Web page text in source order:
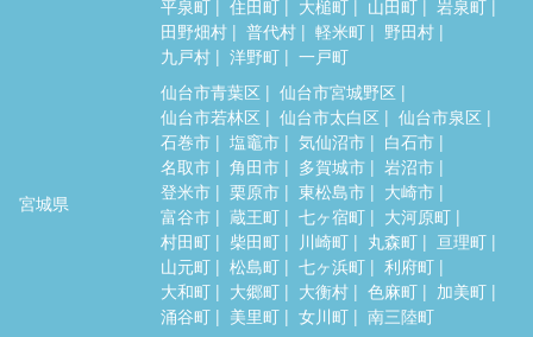
平泉町
住田町 大槌町 山田町
岩泉町
田野畑村
普代村 軽米町
野田村
九戸村
洋野町 一戸町
宮城県
仙台市青葉区
仙台市宮城野区
仙台市若林区
仙台市太白区
仙台市泉区
石巻市
塩竈市 気仙沼市
白石市
名取市
角田市 多賀城市
岩沼市
登米市
栗原市 東松島市
大崎市
富谷市
蔵王町 七ヶ宿町
大河原町
村田町
柴田町 川崎町 丸森町
亘理町
山元町
松島町 七ヶ浜町
利府町
大和町
大郷町 大衡村 色麻町
加美町
涌谷町
美里町 女川町 南三陸町